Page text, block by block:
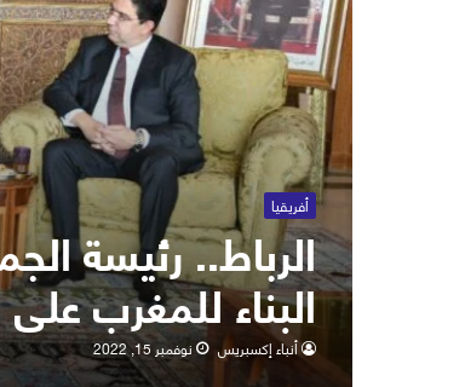
أفريقيا
الرباط.. رئيسة
البناء للمغرب
أنباء إكسبريس نوفمبر 15, 2022